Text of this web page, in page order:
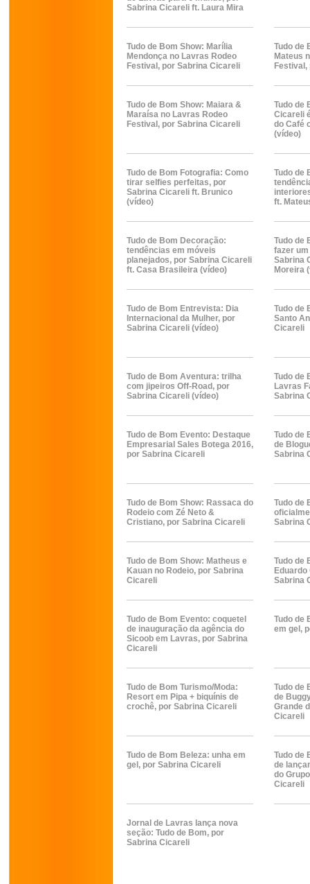
Sabrina Cicareli ft. Laura Mira
Tudo de Bom Show: Marília
Mendonça no Lavras Rodeo
Festival, por Sabrina Cicareli
Tudo de
Mateus
Tudo de Bom Show: Maiara &
Maraísa no Lavras Rodeo
Festival, por Sabrina Cicareli
Tudo de
Cicareli
do Café
(vídeo)
Tudo de Bom Fotografia: Como
tirar selfies perfeitas, por
Sabrina Cicareli ft. Brunico
(vídeo)
Tudo de
ft.
Tudo de Bom Decoração:
tendências em móveis
planejados, por Sabrina Cicareli
ft. Casa Brasileira (vídeo)
Tudo de
fazer
Sabrina
Moreira
Tudo de Bom Entrevista: Dia
Internacional da Mulher, por
Sabrina Cicareli (vídeo)
Tudo de
Santo
Cicareli
Tudo de Bom Aventura: trilha
com jipeiros Off-Road, por
Sabrina Cicareli (vídeo)
Tudo de
Lavras
Sabrina
Tudo de Bom Evento: Destaque
Empresarial Sales Botega 2016,
por Sabrina Cicareli
Tudo de
de
Sabrina
Tudo de Bom Show: Rassaca do
Rodeio com Zé Neto &
Cristiano, por Sabrina Cicareli
Tudo de
Sabrina
Tudo de Bom Show: Matheus e
Kauan no Rodeio, por Sabrina
Cicareli
Tudo de
Eduardo
Sabrina
Tudo de Bom Evento: coquetel
de inauguração da agência do
Sicoob em Lavras, por Sabrina
Cicareli
Tudo de
em gel,
Tudo de Bom Turismo/Moda:
Resort em Pipa + biquínis de
crochê, por Sabrina Cicareli
Tudo de
de
Grande
Cicareli
Tudo de Bom Beleza: unha em
gel, por Sabrina Cicareli
Tudo de
de
do
Cicareli
Jornal de Lavras lança nova
seção: Tudo de Bom, por
Sabrina Cicareli